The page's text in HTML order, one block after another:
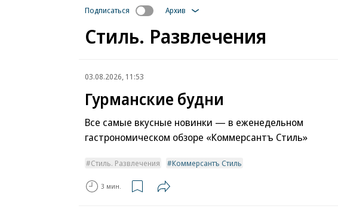
Подписаться Архив
Стиль. Развлечения
03.08.2026, 11:53
Гурманские будни
Все самые вкусные новинки — в еженедельном
гастрономическом обзоре «Коммерсантъ Стиль»
Стиль. Развлечения Коммерсантъ Стиль
3 мин.